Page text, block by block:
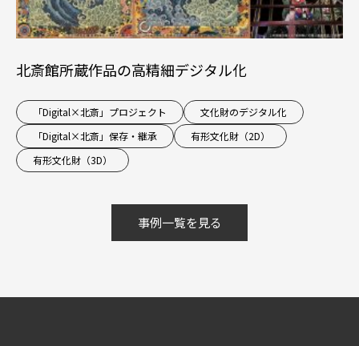
北斎館所蔵作品の高精細デジタル化
「Digital×北斎」プロジェクト
文化財のデジタル化
「Digital×北斎」保存・継承
有形文化財（2D）
有形文化財（3D）
事例一覧を見る